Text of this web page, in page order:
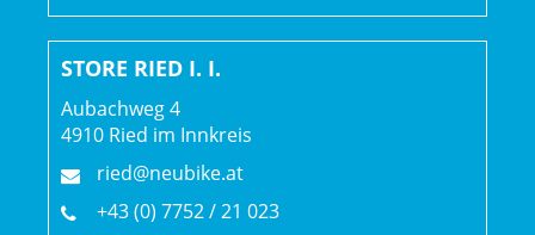
Anzahl Gänge: 1
Schalthebel: SRAM AXS Wireless Blips, Montage an
Basislenker und Lenkeraufsatz // SRAM eTap AXS BlipBox
Hinterradbremse: SRAM S-900 Aero
Max. Bremsscheibendu
STORE RIED I. I.
Aubachweg 4
4910 Ried im Innkreis
ried@neubike.at
+43 (0) 7752 / 21 023